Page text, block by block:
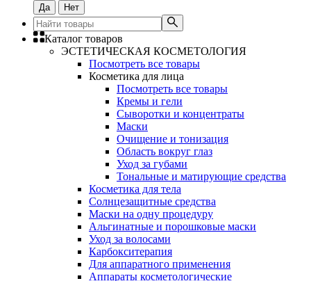
Каталог товаров
ЭСТЕТИЧЕСКАЯ КОСМЕТОЛОГИЯ
Посмотреть все товары
Косметика для лица
Посмотреть все товары
Кремы и гели
Сыворотки и концентраты
Маски
Очищение и тонизация
Область вокруг глаз
Уход за губами
Тональные и матирующие средства
Косметика для тела
Солнцезащитные средства
Маски на одну процедуру
Альгинатные и порошковые маски
Уход за волосами
Карбокситерапия
Для аппаратного применения
Аппараты косметологические